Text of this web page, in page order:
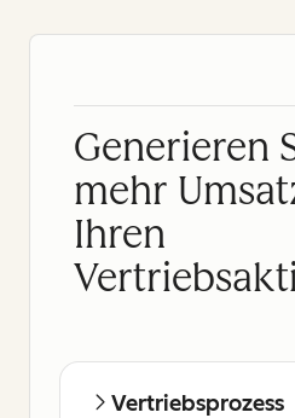
Generieren
mehr
Ihren
Vertriebsprozess